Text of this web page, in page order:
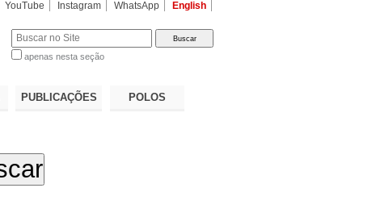
YouTube Instagram WhatsApp English
apenas nesta seção
PUBLICAÇÕES POLOS